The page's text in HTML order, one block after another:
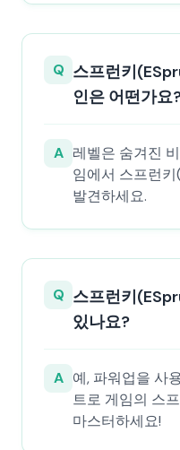
Q 스프런키
인은 어떤가요
A 레벨은 숨겨진
임에서 스프런
발견하세요.
Q 스프런키
있나요?
A 예, 파워업을 사
트로 게임의 스
마스터하세요!